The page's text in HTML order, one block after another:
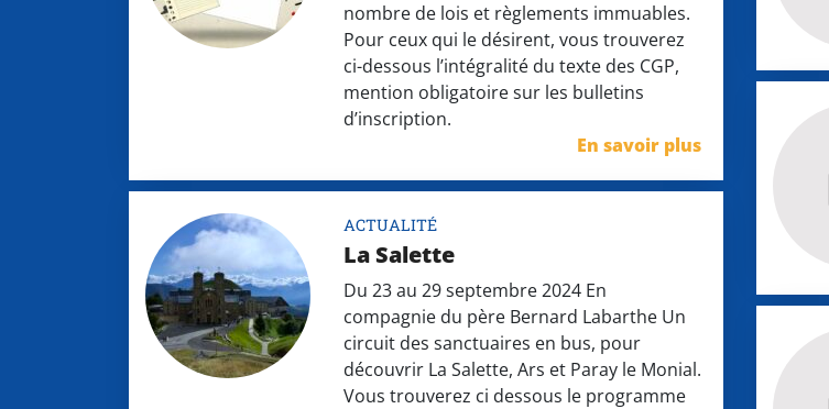
nombre de lois et règlements immuables.
Pour ceux qui le désirent, vous trouverez
ci-dessous l’intégralité du texte des CGP,
mention obligatoire sur les bulletins
d’inscription.
En savoir plus
ACTUALITÉ
La Salette
Du 23 au 29 septembre 2024 En
compagnie du père Bernard Labarthe Un
circuit des sanctuaires en bus, pour
découvrir La Salette, Ars et Paray le Monial.
Vous trouverez ci dessous le programme